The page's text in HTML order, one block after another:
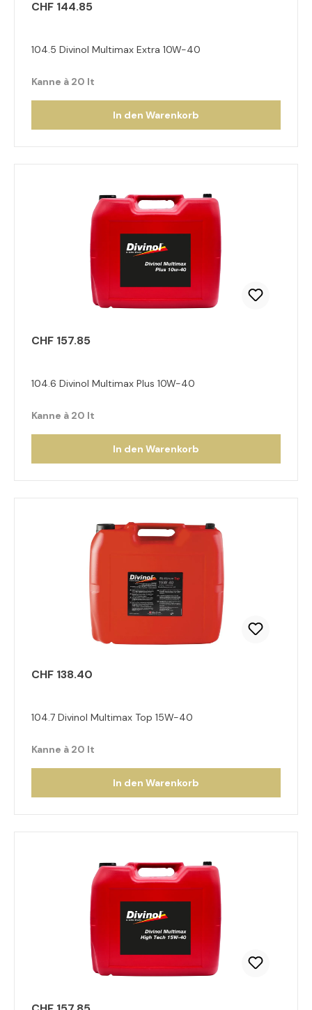
CHF 144.85
104.5 Divinol Multimax Extra 10W-40
Kanne à 20 lt
In den Warenkorb
CHF 157.85
104.6 Divinol Multimax Plus 10W-40
Kanne à 20 lt
In den Warenkorb
CHF 138.40
104.7 Divinol Multimax Top 15W-40
Kanne à 20 lt
In den Warenkorb